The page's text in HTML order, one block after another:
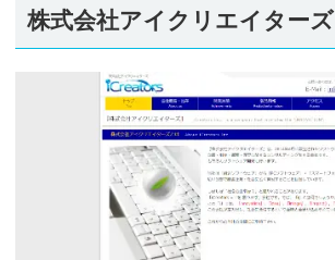
株式会社アイクリエイターズ